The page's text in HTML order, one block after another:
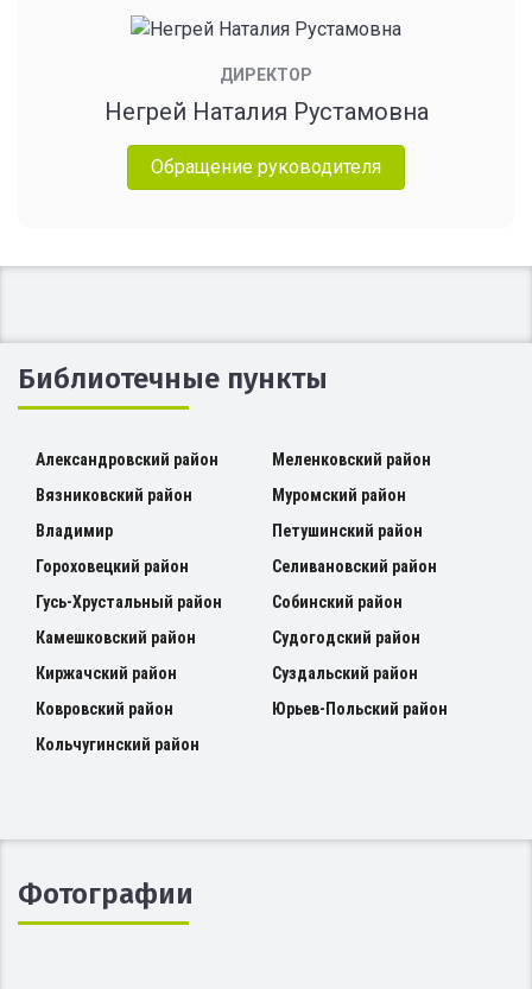
ДИРЕКТОР
Негрей Наталия Рустамовна
Обращение руководителя
Библиотечные пункты
Александровский район
Вязниковский район
Владимир
Гороховецкий район
Гусь-Хрустальный район
Камешковский район
Киржачский район
Ковровский район
Кольчугинский район
Меленковский район
Муромский район
Петушинский район
Селивановский район
Собинский район
Судогодский район
Суздальский район
Юрьев-Польский район
Фотографии